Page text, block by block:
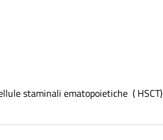
staminali ematopoietiche ( HSCT)